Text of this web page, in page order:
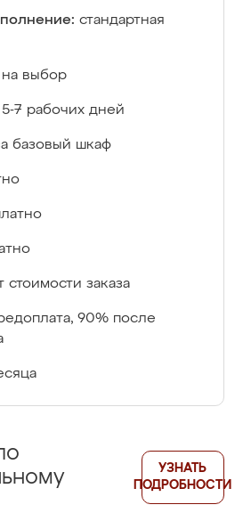
стандартная
на выбор
5-7 рабочих дней
базовый шкаф
стоимости заказа
90% после
УЗНАТЬ
ПОДРОБНОСТИ